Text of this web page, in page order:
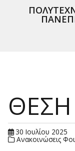
ΘΕΣΗ
30 Ιουλίου 2025
Ανακοινώσεις